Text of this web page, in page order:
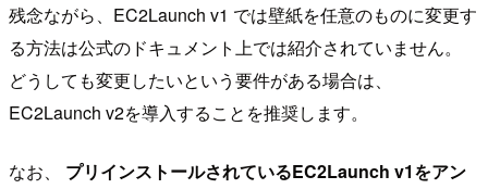
残念ながら、EC2Launch v1 では壁紙を任意のものに変更す
る方法は公式のドキュメント上では紹介されていません。
どうしても変更したいという要件がある場合は、
EC2Launch v2を導入することを推奨します。
なお、 プリインストールされているEC2Launch v1をアン